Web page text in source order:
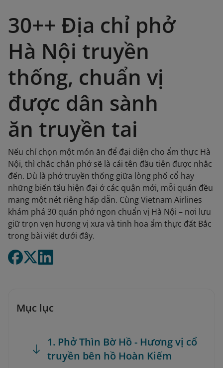
30++ Địa chỉ phở
Hà Nội truyền
thống, chuẩn vị
được dân sành
ăn truyền tai
Nếu chỉ chọn một món ăn để đại diện cho ẩm thực Hà
Nội, thì chắc chắn phở sẽ là cái tên đầu tiên được nhắc
đến. Dù là phở truyền thống giữa lòng phố cổ hay
những biến tấu hiện đại ở các quận mới, mỗi quán đều
mang một nét riêng hấp dẫn. Cùng Vietnam Airlines
khám phá 30 quán phở ngon chuẩn vị Hà Nội – nơi lưu
giữ trọn vẹn hương vị xưa và tinh hoa ẩm thực đất Bắc
trong bài viết dưới đây.
Mục lục
1. Phở Thìn Bờ Hồ - Hương vị cổ
truyền bên hồ Hoàn Kiếm